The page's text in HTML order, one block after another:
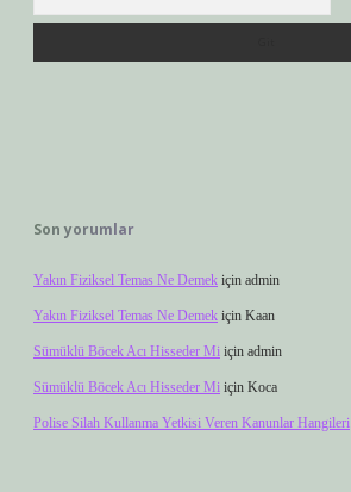
Son yorumlar
Yakın Fiziksel Temas Ne Demek için admin
Yakın Fiziksel Temas Ne Demek için Kaan
Sümüklü Böcek Acı Hisseder Mi için admin
Sümüklü Böcek Acı Hisseder Mi için Koca
Polise Silah Kullanma Yetkisi Veren Kanunlar Hangileri